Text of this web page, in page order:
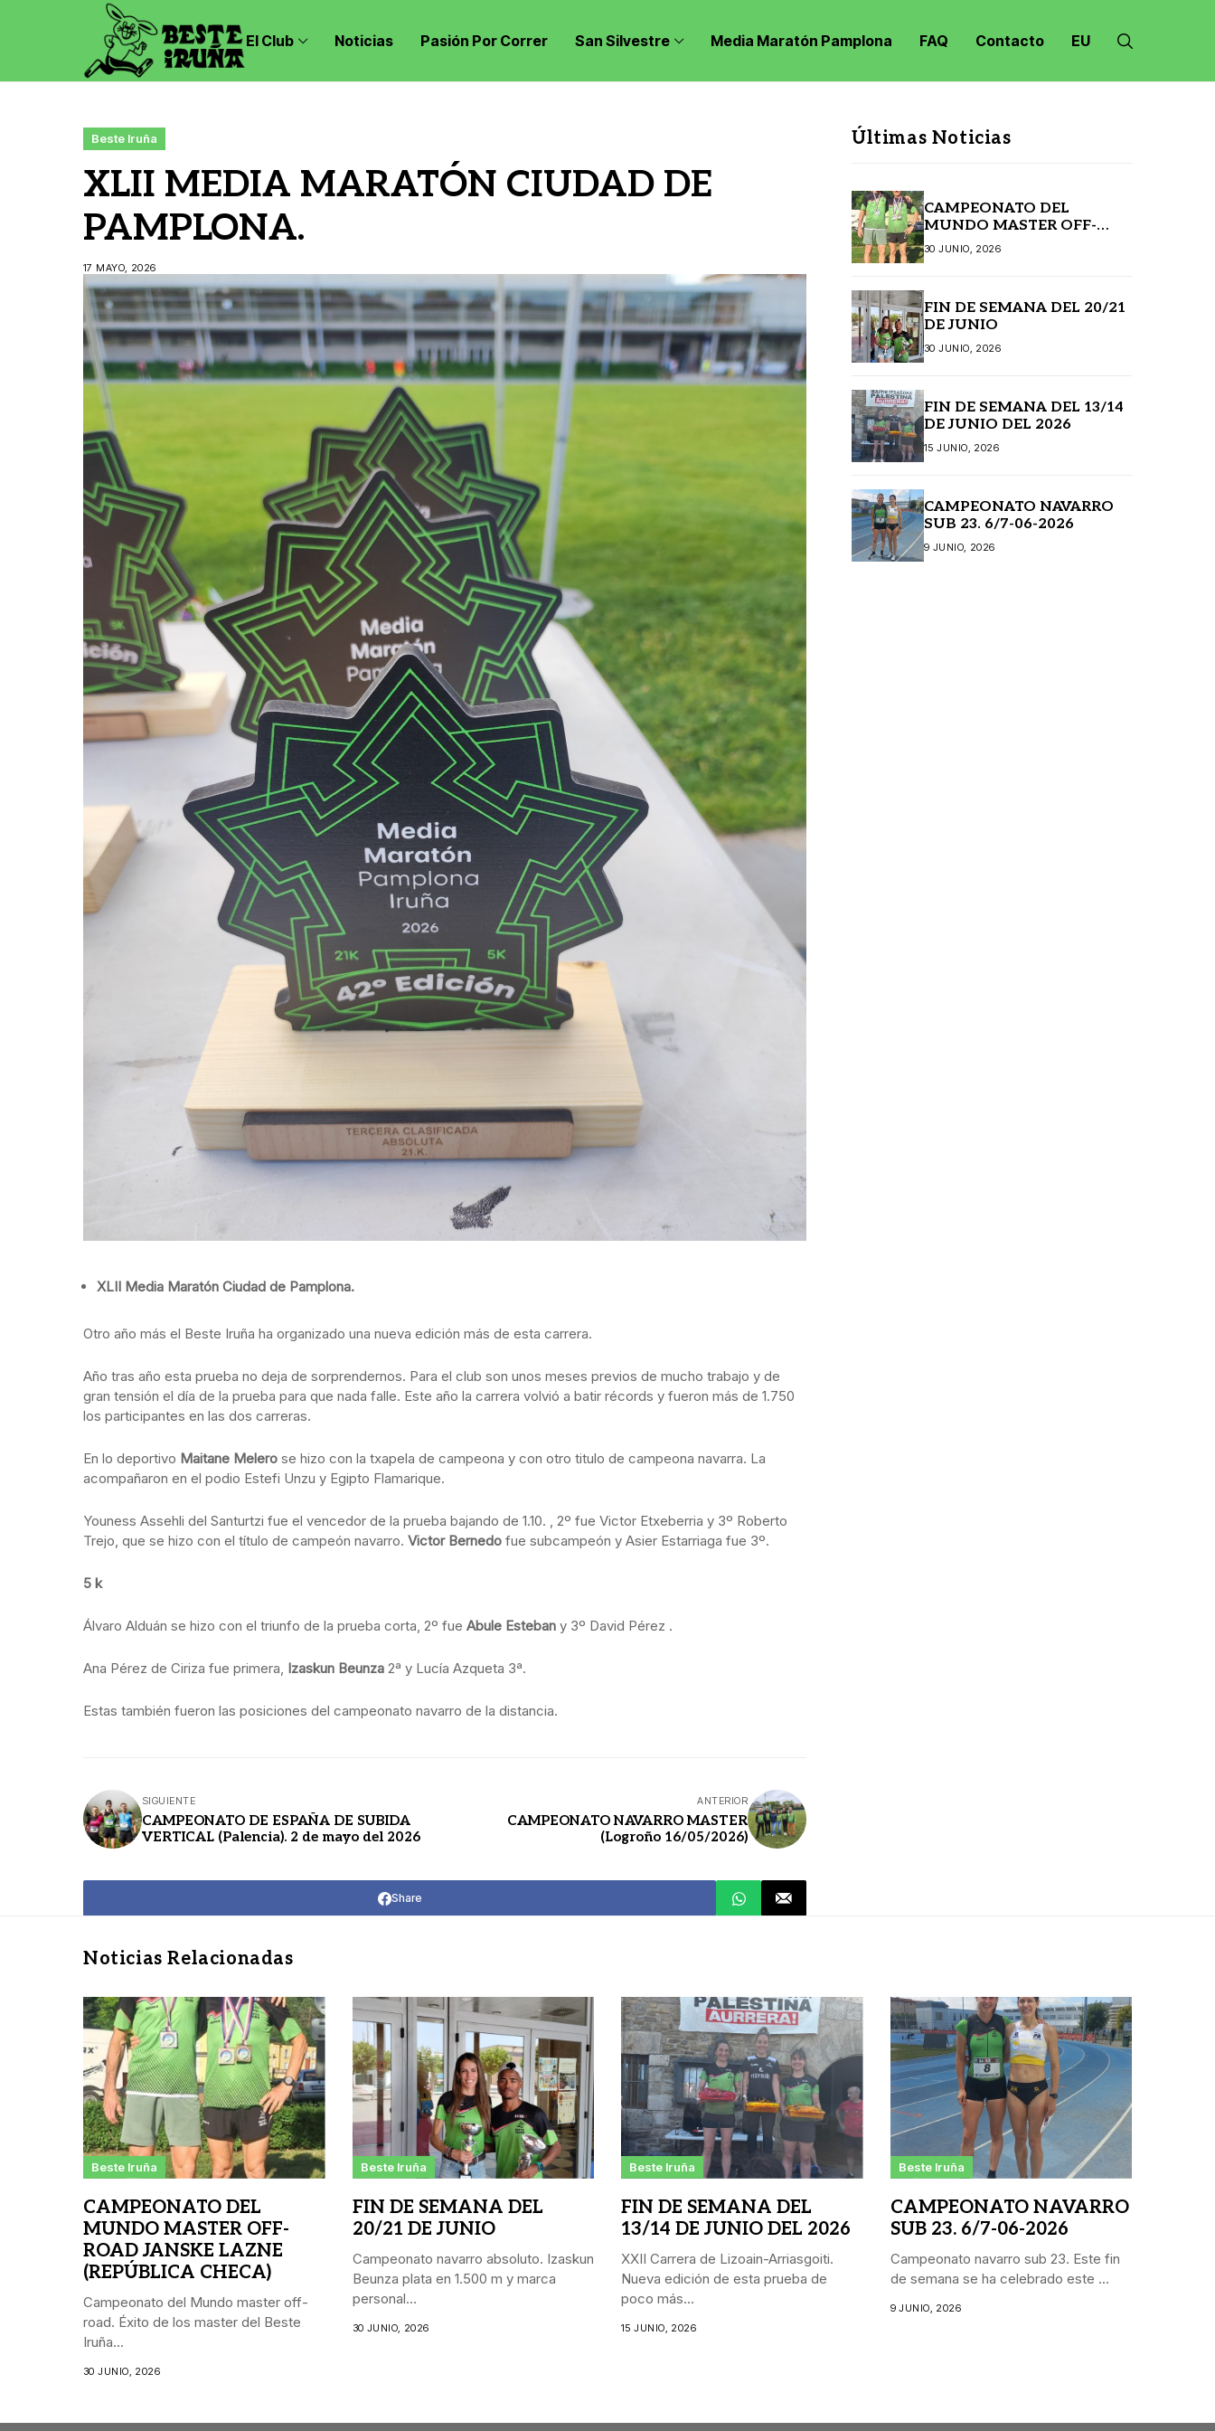
El Club Noticias Pasión Por Correr San Silvestre Media Maratón Pamplona FAQ Contacto EU
Beste Iruña
XLII MEDIA MARATÓN CIUDAD DE
PAMPLONA.
17 MAYO, 2026
XLII Media Maratón Ciudad de Pamplona.
Otro año más el Beste Iruña ha organizado una nueva edición más de esta carrera.
Año tras año esta prueba no deja de sorprendernos. Para el club son unos meses previos de mucho trabajo y de
gran tensión el día de la prueba para que nada falle. Este año la carrera volvió a batir récords y fueron más de 1.750
los participantes en las dos carreras.
En lo deportivo Maitane Melero se hizo con la txapela de campeona y con otro titulo de campeona navarra. La
acompañaron en el podio Estefi Unzu y Egipto Flamarique.
Youness Assehli del Santurtzi fue el vencedor de la prueba bajando de 1.10. , 2º fue Victor Etxeberria y 3º Roberto
Trejo, que se hizo con el título de campeón navarro. Victor Bernedo fue subcampeón y Asier Estarriaga fue 3º.
5 k
Álvaro Alduán se hizo con el triunfo de la prueba corta, 2º fue Abule Esteban y 3º David Pérez .
Ana Pérez de Ciriza fue primera, Izaskun Beunza 2ª y Lucía Azqueta 3ª.
Estas también fueron las posiciones del campeonato navarro de la distancia.
SIGUIENTE
CAMPEONATO DE ESPAÑA DE SUBIDA
VERTICAL (Palencia). 2 de mayo del 2026
ANTERIOR
CAMPEONATO NAVARRO MASTER
(Logroño 16/05/2026)
Share
Últimas Noticias
CAMPEONATO DEL
MUNDO MASTER OFF-
ROAD JANSKE LAZNE
(REPÚBLICA CHECA)
30 JUNIO, 2026
FIN DE SEMANA DEL 20/21
DE JUNIO
30 JUNIO, 2026
FIN DE SEMANA DEL 13/14
DE JUNIO DEL 2026
15 JUNIO, 2026
CAMPEONATO NAVARRO
SUB 23. 6/7-06-2026
9 JUNIO, 2026
Noticias Relacionadas
Beste Iruña
CAMPEONATO DEL
MUNDO MASTER OFF-
ROAD JANSKE LAZNE
(REPÚBLICA CHECA)
Campeonato del Mundo master off-
road. Éxito de los master del Beste
Iruña...
30 JUNIO, 2026
Beste Iruña
FIN DE SEMANA DEL
20/21 DE JUNIO
Campeonato navarro absoluto. Izaskun
Beunza plata en 1.500 m y marca
personal...
30 JUNIO, 2026
Beste Iruña
FIN DE SEMANA DEL
13/14 DE JUNIO DEL 2026
XXII Carrera de Lizoain-Arriasgoiti.
Nueva edición de esta prueba de
poco más...
15 JUNIO, 2026
Beste Iruña
CAMPEONATO NAVARRO
SUB 23. 6/7-06-2026
Campeonato navarro sub 23. Este fin
de semana se ha celebrado este ...
9 JUNIO, 2026